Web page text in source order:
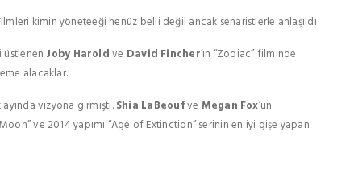
kimin yöneteeği henüz belli değil ancak senaristlerle anlaşıldı.
Joby Haroldve David Fincher’ın “Zodiac” filminde
alacaklar.
vizyona girmişti.Shia LaBeoufve Megan Fox‘un
ve 2014 yapımı “Age of Extinction” serinin en iyi gişe yapan